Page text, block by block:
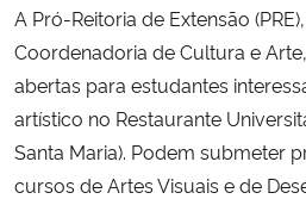
Ministério da Ciência, Tecnologia,
Ministério do Meio Ambiente
Ministério do Turismo
A Pró-Reitoria de Extensão
Coordenadoria de Cultura e
abertas para estudantes
artístico no Restaurante
Santa Maria). Podem submeter
cursos de Artes Visuais e de